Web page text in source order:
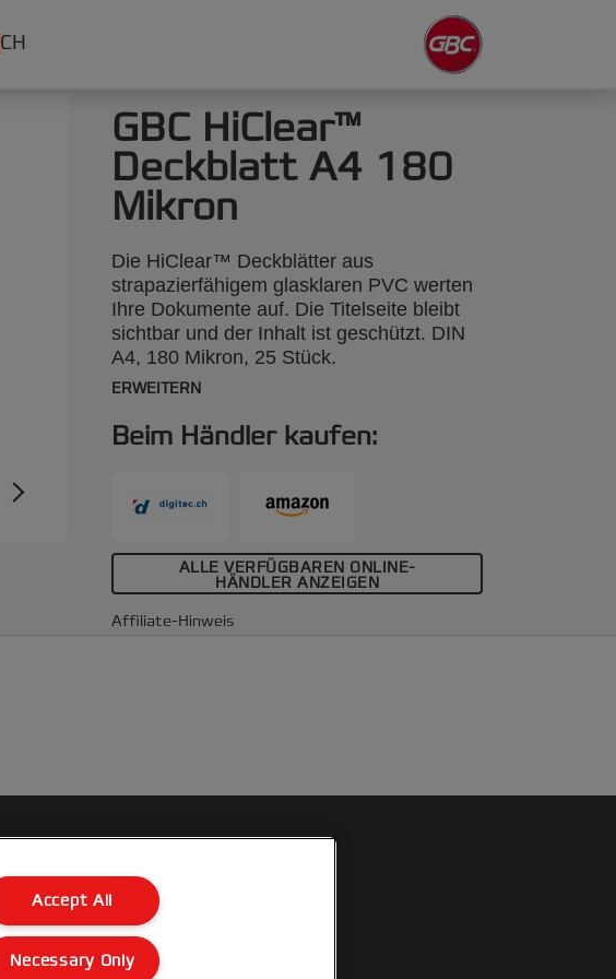
CH
GBC HiClear™
Deckblatt A4 180
Mikron
Die HiClear™ Deckblätter aus
strapazierfähigem glasklaren PVC werten
Ihre Dokumente auf. Die Titelseite bleibt
sichtbar und der Inhalt ist geschützt. DIN
A4, 180 Mikron, 25 Stück.
ERWEITERN
Beim Händler kaufen:
ALLE VERFÜGBAREN ONLINE-
HÄNDLER ANZEIGEN
Affiliate-Hinweis
Accept All
Necessary Only